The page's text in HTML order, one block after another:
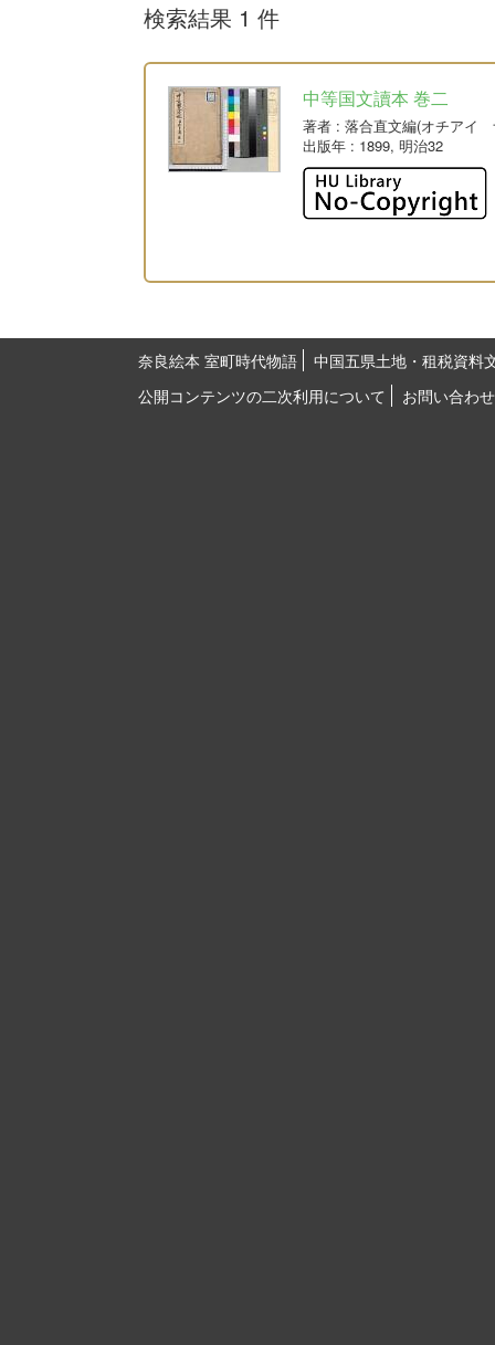
検索結果 1 件
中等国文讀本 巻二
著者 : 落合直文編(オチアイ
出版年 : 1899, 明治32
奈良絵本 室町時代物語
中国五県土地・租税資料
公開コンテンツの二次利用について
お問い合わせ